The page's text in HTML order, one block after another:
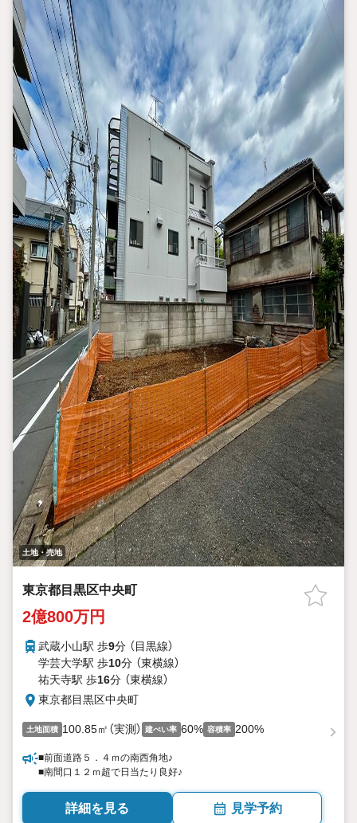
土地・売地
東京都目黒区中央町
2億800万円
武蔵小山駅 歩9分 （目黒線）
学芸大学駅 歩10分 （東横線）
祐天寺駅 歩16分 （東横線）
東京都目黒区中央町
土地面積 100.85㎡（実測） 建ぺい率 60% 容積率 200%
■前面道路５．４ｍの南西角地♪
■南間口１２ｍ超で日当たり良好♪
詳細を見る 見学予約